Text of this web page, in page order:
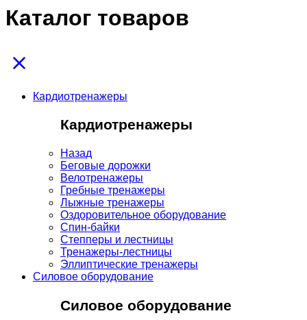
Каталог товаров
Кардиотренажеры
Кардиотренажеры
Назад
Беговые дорожки
Велотренажеры
Гребные тренажеры
Лыжные тренажеры
Оздоровительное оборудование
Спин-байки
Степперы и лестницы
Тренажеры-лестницы
Эллиптические тренажеры
Силовое оборудование
Силовое оборудование